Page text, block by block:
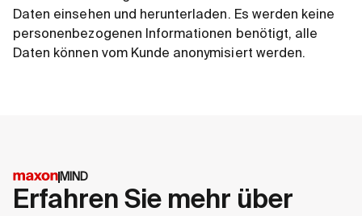
Daten einsehen und herunterladen. Es werden keine
personenbezogenen Informationen benötigt, alle
Daten können vom Kunde anonymisiert werden.
MIND
Erfahren Sie mehr über